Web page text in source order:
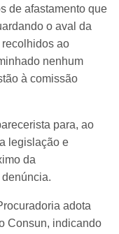
de afastamento que
o aval da
ao
nenhum
à comissão
para, ao
legislação e
da
denúncia.
adota
Consun, indicando